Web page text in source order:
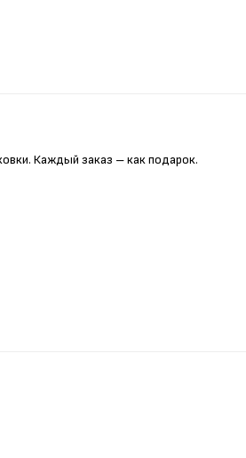
Каждый заказ – как подарок.